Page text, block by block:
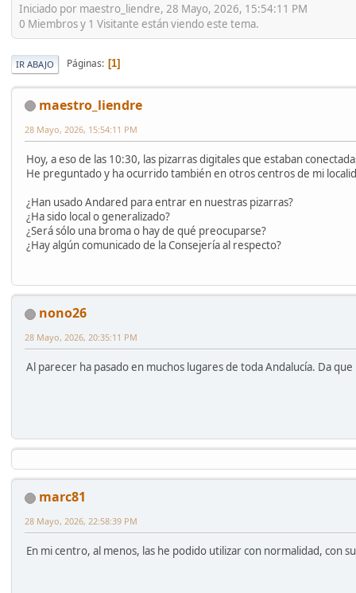
Iniciado por maestro_liendre, 28 Mayo, 2026, 15:54:11 PM
0 Miembros y 1 Visitante están viendo este tema.
IR ABAJO Páginas 1
maestro_liendre
28 Mayo, 2026, 15:54:11 PM
Hoy, a eso de las 10:30, las pizarras digitales que estaban
He preguntado y ha ocurrido también en otros centros de mi
¿Han usado Andared para entrar en nuestras pizarras?
¿Ha sido local o generalizado?
¿Será sólo una broma o hay de qué preocuparse?
¿Hay algún comunicado de la Consejería al respecto?
nono26
28 Mayo, 2026, 20:35:11 PM
Al parecer ha pasado en muchos lugares de toda Andalucía. Da
marc81
28 Mayo, 2026, 22:58:39 PM
En mi centro, al menos, las he podido utilizar con normalidad, con